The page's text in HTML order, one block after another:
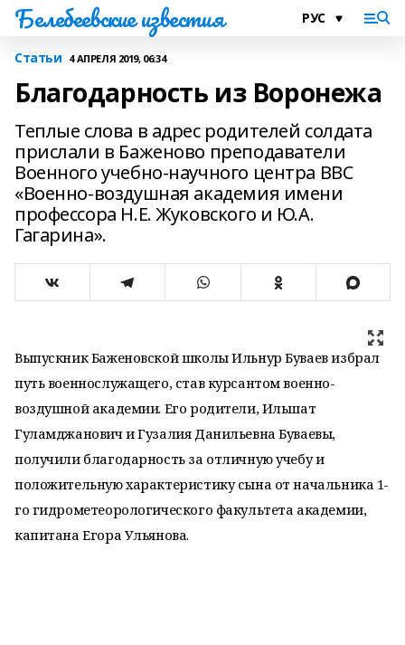
Белебеевские известия
Статьи 4 АПРЕЛЯ 2019, 06:34
Благодарность из Воронежа
Теплые слова в адрес родителей солдата
прислали в Баженово преподаватели
Военного учебно-научного центра ВВС
«Военно-воздушная академия имени
профессора Н.Е. Жуковского и Ю.А.
Гагарина».
Выпускник Баженовской школы Ильнур Буваев избрал
путь военнослужащего, став курсантом военно-
воздушной академии. Его родители, Ильшат
Гуламджанович и Гузалия Данильевна Буваевы,
получили благодарность за отличную учебу и
положительную характеристику сына от начальника 1-
го гидрометеорологического факультета академии,
капитана Егора Ульянова.